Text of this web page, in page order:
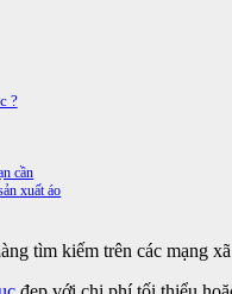
?
cần
xuất áo
tìm kiếm trên các mạng